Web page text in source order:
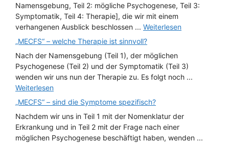
Namensgebung, Teil 2: mögliche Psychogenese, Teil 3:
Symptomatik, Teil 4: Therapie], die wir mit einem
verhangenen Ausblick beschlossen ... Weiterlesen
„MECFS“ – welche Therapie ist sinnvoll?
Nach der Namensgebung (Teil 1), der möglichen
Psychogenese (Teil 2) und der Symptomatik (Teil 3)
wenden wir uns nun der Therapie zu. Es folgt noch ...
Weiterlesen
„MECFS“ – sind die Symptome spezifisch?
Nachdem wir uns in Teil 1 mit der Nomenklatur der
Erkrankung und in Teil 2 mit der Frage nach einer
möglichen Psychogenese beschäftigt haben, wenden ...